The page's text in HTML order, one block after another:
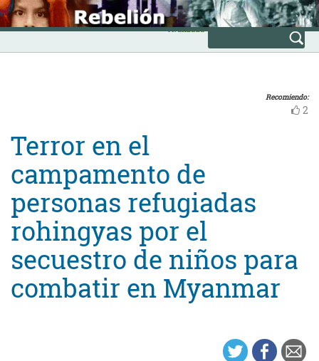
Skip
to
content
INICIO
Avanzada
Recomiendo:
2
Terror en el
campamento de
personas refugiadas
rohingyas por el
secuestro de niños para
combatir en Myanmar